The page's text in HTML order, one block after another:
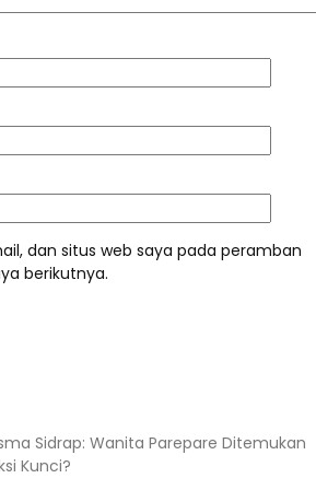
dan situs web saya pada peramban
berikutnya.